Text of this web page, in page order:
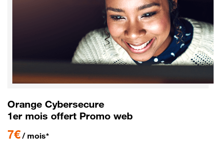
Orange Cybersecure
1er mois offert Promo web
7€ / mois*